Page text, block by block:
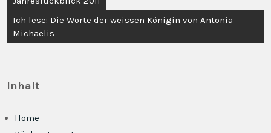
Ich lese: Die Worte der weissen Königin von Antonia
Michaelis
Inhalt
Home